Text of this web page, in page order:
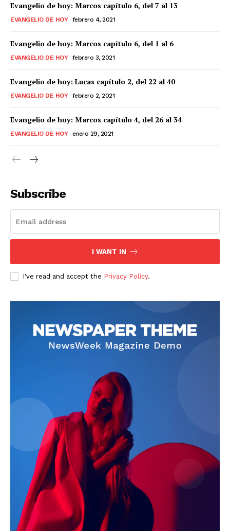
Evangelio de hoy: Marcos capítulo 6, del 7 al 13
EVANGELIO DE HOY febrero 4, 2021
Evangelio de hoy: Marcos capítulo 6, del 1 al 6
EVANGELIO DE HOY febrero 3, 2021
Evangelio de hoy: Lucas capítulo 2, del 22 al 40
EVANGELIO DE HOY febrero 2, 2021
Evangelio de hoy: Marcos capítulo 4, del 26 al 34
EVANGELIO DE HOY enero 29, 2021
Subscribe
I WANT IN
I've read and accept the Privacy Policy.